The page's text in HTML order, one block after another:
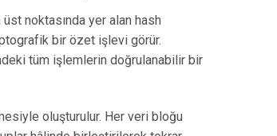
noktasında yer alan hash
bir özet işlevi görür.
tüm işlemlerin doğrulanabilir bir
oluşturulur. Her veri bloğu